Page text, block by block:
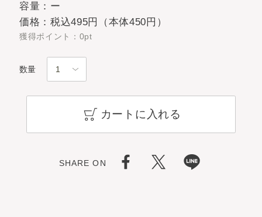
容量：ー
価格：税込495円（本体450円）
獲得ポイント：0pt
数量
カートに入れる
SHARE ON